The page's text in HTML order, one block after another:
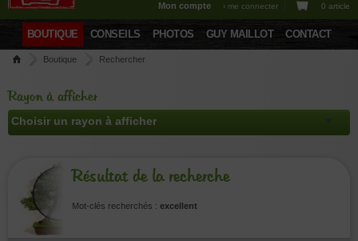
Mon compte › me connecter 0 article
BOUTIQUE CONSEILS PHOTOS GUY MAILLOT CONTACT
Boutique Rechercher
Rayon à afficher
Résultat de la recherche
Mot-clés recherchés : excellent